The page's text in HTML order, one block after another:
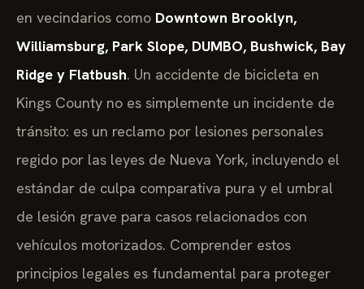
en vecindarios como Downtown Brooklyn,
Williamsburg, Park Slope, DUMBO, Bushwick, Bay
Ridge y Flatbush. Un accidente de bicicleta en
Kings County no es simplemente un incidente de
tránsito: es un reclamo por lesiones personales
regido por las leyes de Nueva York, incluyendo el
estándar de culpa comparativa pura y el umbral
de lesión grave para casos relacionados con
vehículos motorizados. Comprender estos
principios legales es fundamental para proteger